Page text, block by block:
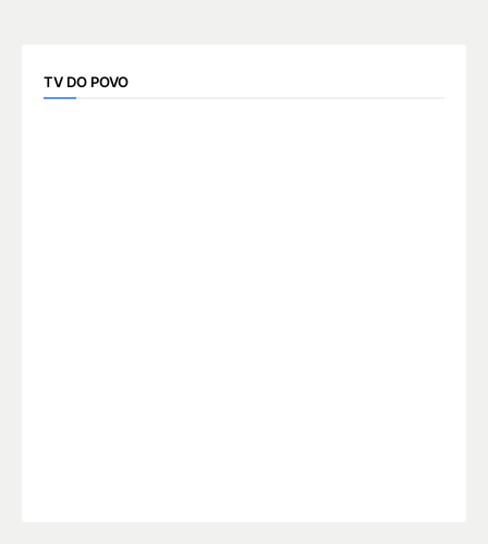
TV DO POVO